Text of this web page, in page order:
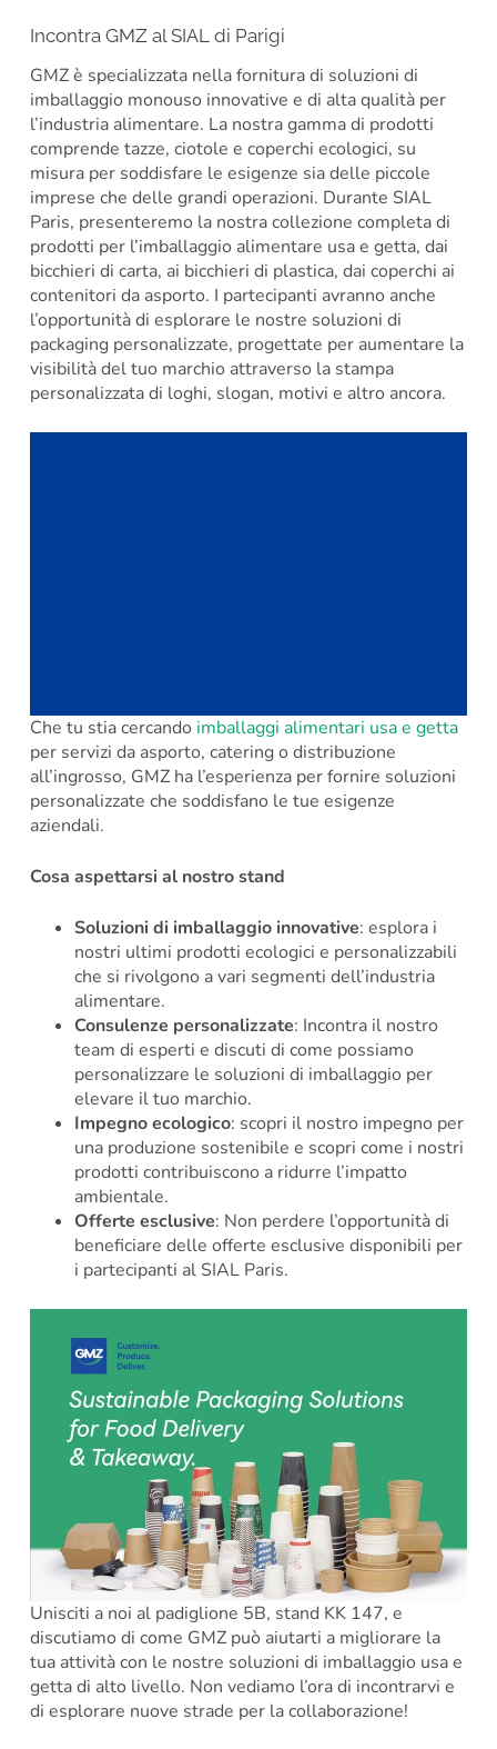
Incontra GMZ al SIAL di Parigi
GMZ è specializzata nella fornitura di soluzioni di
imballaggio monouso innovative e di alta qualità per
l’industria alimentare. La nostra gamma di prodotti
comprende tazze, ciotole e coperchi ecologici, su
misura per soddisfare le esigenze sia delle piccole
imprese che delle grandi operazioni. Durante SIAL
Paris, presenteremo la nostra collezione completa di
prodotti per l’imballaggio alimentare usa e getta, dai
bicchieri di carta, ai bicchieri di plastica, dai coperchi ai
contenitori da asporto. I partecipanti avranno anche
l’opportunità di esplorare le nostre soluzioni di
packaging personalizzate, progettate per aumentare la
visibilità del tuo marchio attraverso la stampa
personalizzata di loghi, slogan, motivi e altro ancora.
Che tu stia cercando imballaggi alimentari usa e getta
per servizi da asporto, catering o distribuzione
all’ingrosso, GMZ ha l’esperienza per fornire soluzioni
personalizzate che soddisfano le tue esigenze
aziendali.
Cosa aspettarsi al nostro stand
Soluzioni di imballaggio innovative: esplora i
nostri ultimi prodotti ecologici e personalizzabili
che si rivolgono a vari segmenti dell’industria
alimentare.
Consulenze personalizzate: Incontra il nostro
team di esperti e discuti di come possiamo
personalizzare le soluzioni di imballaggio per
elevare il tuo marchio.
Impegno ecologico: scopri il nostro impegno per
una produzione sostenibile e scopri come i nostri
prodotti contribuiscono a ridurre l’impatto
ambientale.
Offerte esclusive: Non perdere l’opportunità di
beneficiare delle offerte esclusive disponibili per
i partecipanti al SIAL Paris.
Unisciti a noi al padiglione 5B, stand KK 147, e
discutiamo di come GMZ può aiutarti a migliorare la
tua attività con le nostre soluzioni di imballaggio usa e
getta di alto livello. Non vediamo l’ora di incontrarvi e
di esplorare nuove strade per la collaborazione!